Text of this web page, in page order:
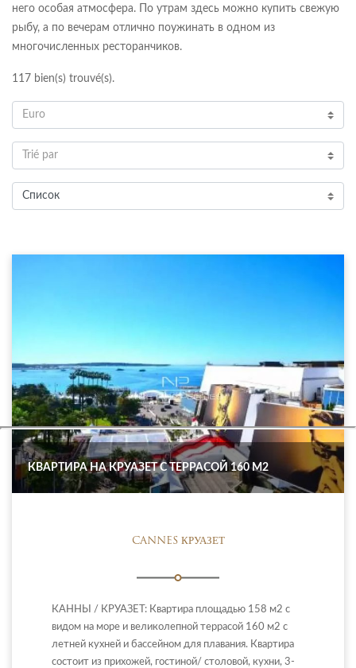
него особая атмосфера. По утрам здесь можно купить свежую
рыбу, а по вечерам отлично поужинать в одном из
многочисленных ресторанчиков.
117 bien(s) trouvé(s).
Euro
Trié par
Список
КВАРТИРА НА КРУАЗЕТ С ТЕРРАСОЙ 160 М2
CANNES КРУАЗЕТ
КАННЫ / КРУАЗЕТ: Квартира площадью 158 м2 с
видом на море и великолепной террасой 160 м2 с
летней кухней и бассейном для плавания. Квартира
состоит из прихожей, гостиной/ столовой, кухни, 3-